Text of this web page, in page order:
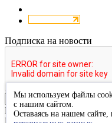
Подписка на новости
Подписаться
Благодарим за подписку
Пожалуйста, перейдите
Мы используем файлы
с нашим сайтом.
Оставаясь на нашем